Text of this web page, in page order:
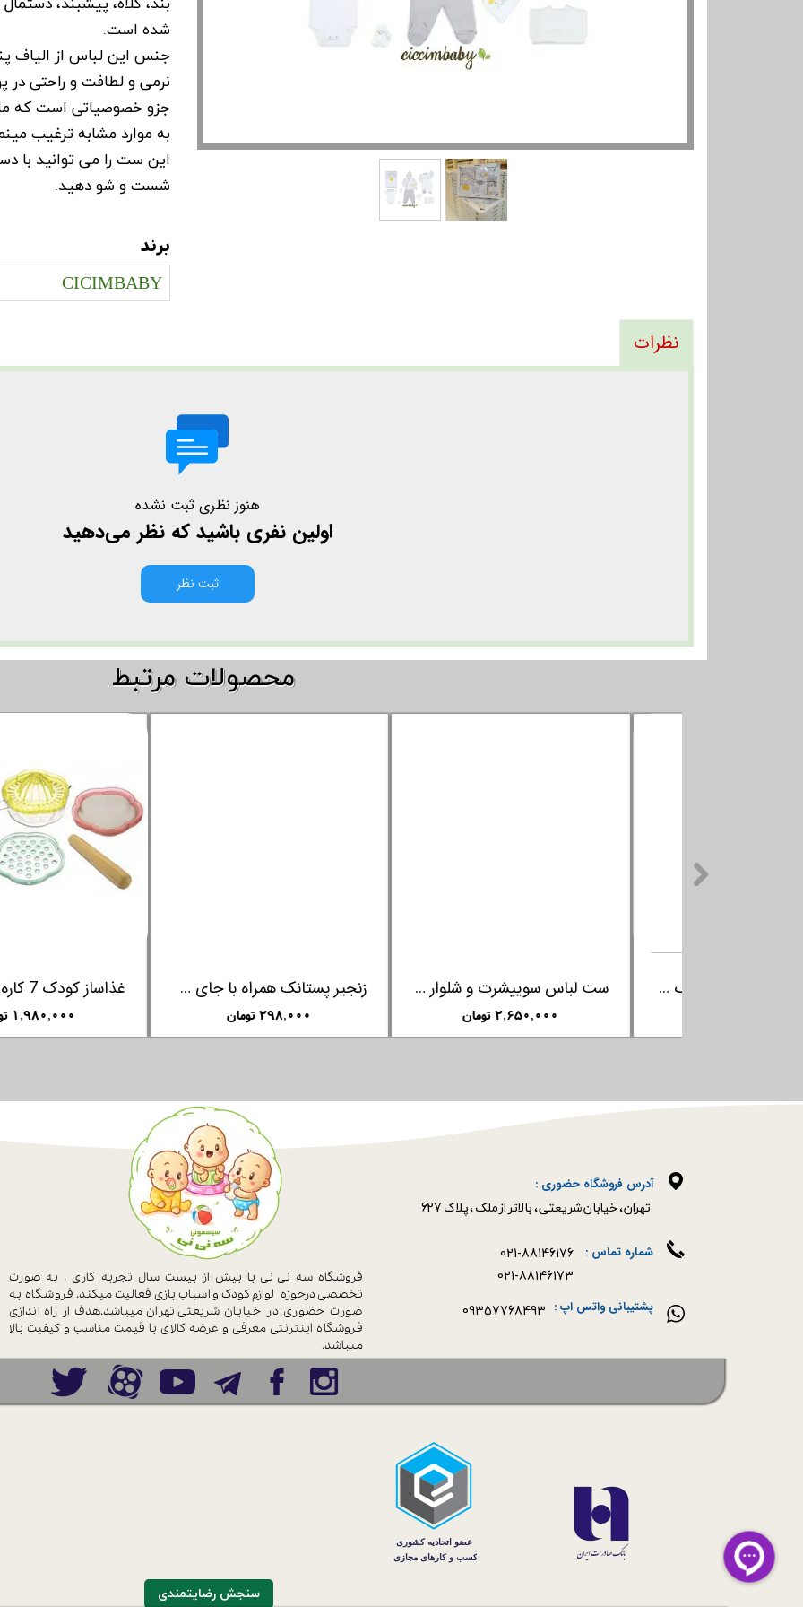
شده است.
جنس این لباس از الیاف
نرمی و لطافت و راحتی
جزو خصوصیاتی است که
به موارد مشابه ترغیب
شست و شو دهید.
برند
CICIMBABY
نظرات
هنوز نظری ثبت نشده
اولین نفری باشید که نظر می‌دهید
ثبت نظر
۲۹۸,۰۰۰ تومان
ست لباس سوییشرت و شلوار کودک قرمز کارامل ترکیه اصل caramell
۲,۶۵۰,۰۰۰ تومان
سطل صورتی پرنسس کودک روتو
۱۹۵,۰۰۰ تومان
​​محصولات مرتبط
021-88146176
آدرس فروشگاه حضوری :
​​​​​​​تهران ، خیابان شریعتی ، بالاتر از ملک ، پلاک 627​​​​​​​
09357768493
فروشگاه سه نی نی با بیش از بیست سال تجربه کاری ، به صورت
تخصصی درحوزه لوازم کودک و اسباب بازی فعالیت میکند. فروشگاه به
صورت حضوری در خیابان شریعتی تهران میباشد.هدف از راه اندازی
فروشگاه اینترنتی معرفی و عرضه کالای با قیمت مناسب و کیفیت بالا
میباشد.
شماره تماس :
پشتیبانی واتس اپ :
سنجش رضایتمندی